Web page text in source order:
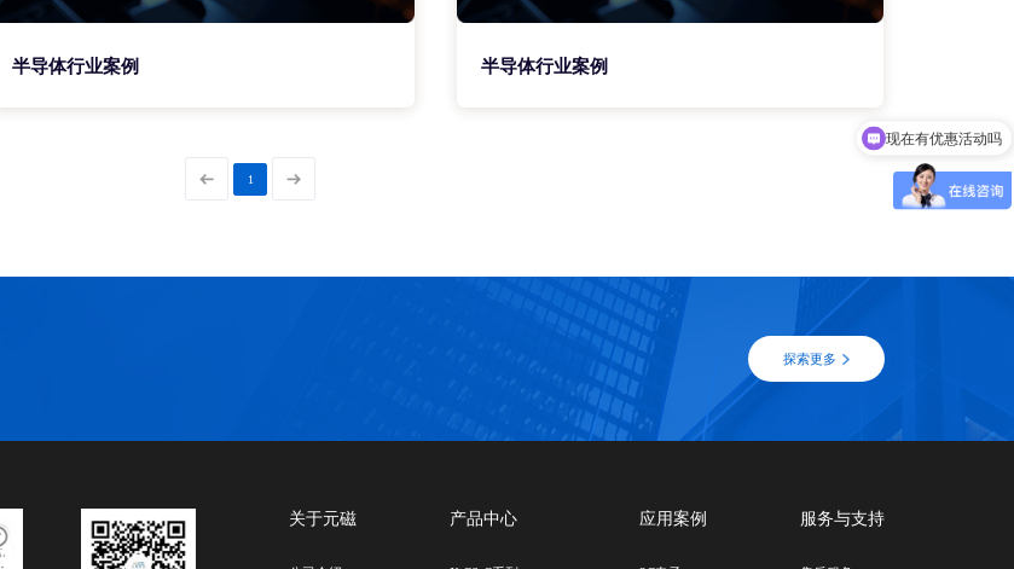
半导体行业案例 半导体行业案例
1
探索更多
关于元磁 产品中心 应用案例 服务与支持
可以介绍下你们的产品么
现在有优惠活动吗